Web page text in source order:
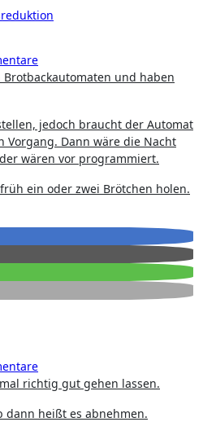
jedoch braucht der Automat
Vorgang. Dann wäre die Nacht
wären vor programmiert.
ein oder zwei Brötchen holen.
richtig gut gehen lassen.
dann heißt es abnehmen.